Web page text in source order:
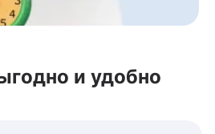
и удобно